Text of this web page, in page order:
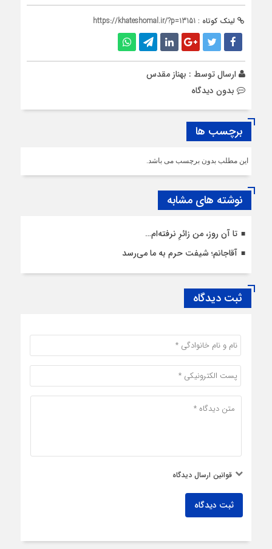
لینک کوتاه : https://khateshomal.ir/?p=13151
ارسال توسط : بهناز مقدس
بدون دیدگاه
برچسب ها
این مطلب بدون برچسب می باشد.
نوشته های مشابه
تا آن روز، من زائرِ نرفته‌ام…
آقاجانم؛ شیفت حرم به ما می‌رسد
ثبت دیدگاه
قوانین ارسال دیدگاه
ثبت دیدگاه